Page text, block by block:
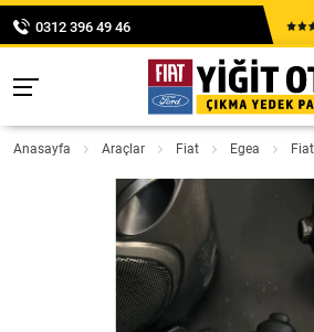
0312 396 49 46
Anasayfa Araçlar Fiat Egea